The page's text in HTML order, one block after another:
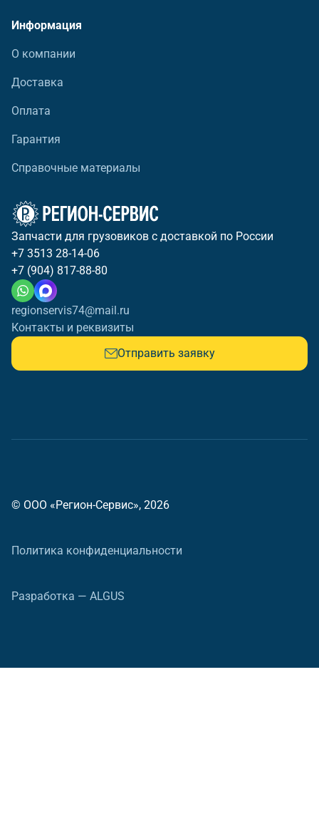
Информация
О компании
Доставка
Оплата
Гарантия
Справочные материалы
Запчасти для грузовиков с доставкой по России
+7 3513 28-14-06
+7 (904) 817-88-80
regionservis74@mail.ru
Контакты и реквизиты
Отправить заявку
© ООО «Регион-Сервис», 2026
Политика конфиденциальности
Разработка — ALGUS